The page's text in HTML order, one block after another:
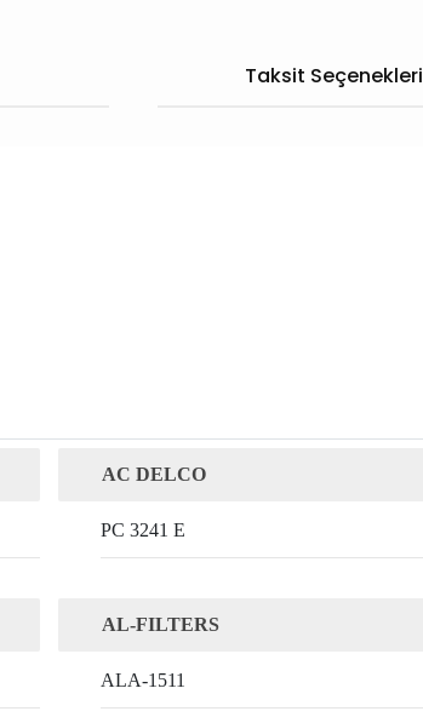
Taksit Seçenekleri
AC DELCO
PC 3241 E
AL-FILTERS
ALA-1511